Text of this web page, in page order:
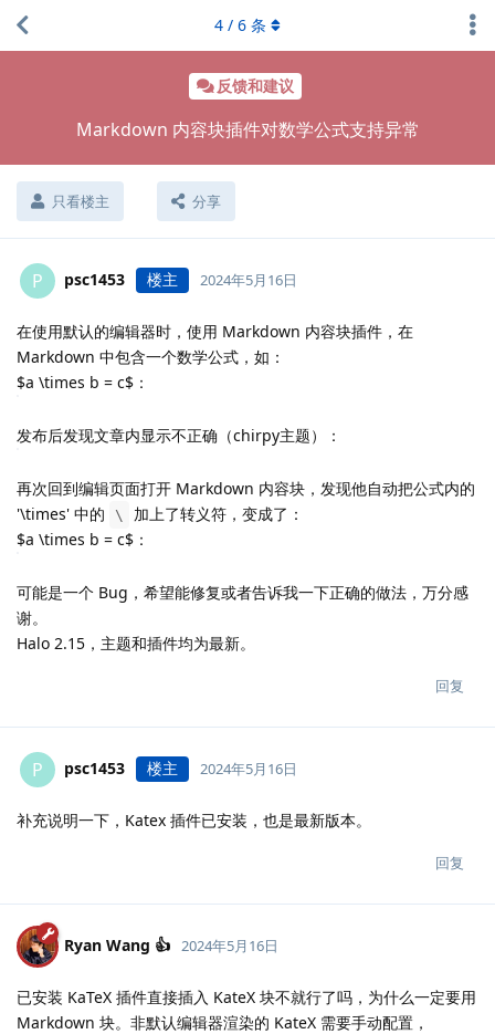
反馈和建议
Markdown 内容块插件对数学公式支持异常
只看楼主 分享
4 / 6 条
P psc1453 楼主 2024年5月16日
在使用默认的编辑器时，使用 Markdown 内容块插件，在
Markdown 中包含一个数学公式，如：
$a \times b = c$：
发布后发现文章内显示不正确（chirpy主题）：
再次回到编辑页面打开 Markdown 内容块，发现他自动把公式内的
'\times' 中的
\
加上了转义符，变成了：
$a \times b = c$：
可能是一个 Bug，希望能修复或者告诉我一下正确的做法，万分感
谢。
Halo 2.15，主题和插件均为最新。
回复
P psc1453 楼主 2024年5月16日
补充说明一下，Katex 插件已安装，也是最新版本。
回复
Ryan Wang 👍 2024年5月16日
已安装 KaTeX 插件直接插入 KateX 块不就行了吗，为什么一定要用
Markdown 块。非默认编辑器渲染的 KateX 需要手动配置，